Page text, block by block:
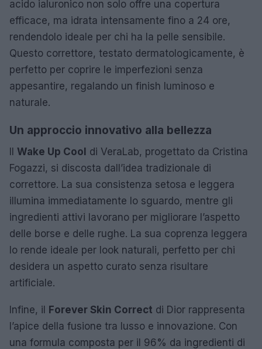
acido ialuronico non solo offre una copertura
efficace, ma idrata intensamente fino a 24 ore,
rendendolo ideale per chi ha la pelle sensibile.
Questo correttore, testato dermatologicamente, è
perfetto per coprire le imperfezioni senza
appesantire, regalando un finish luminoso e
naturale.
Un approccio innovativo alla bellezza
Il Wake Up Cool di VeraLab, progettato da Cristina
Fogazzi, si discosta dall’idea tradizionale di
correttore. La sua consistenza setosa e leggera
illumina immediatamente lo sguardo, mentre gli
ingredienti attivi lavorano per migliorare l’aspetto
delle borse e delle rughe. La sua coprenza leggera
lo rende ideale per look naturali, perfetto per chi
desidera un aspetto curato senza risultare
artificiale.
Infine, il Forever Skin Correct di Dior rappresenta
l’apice della fusione tra lusso e innovazione. Con
una formula composta per il 96% da ingredienti di